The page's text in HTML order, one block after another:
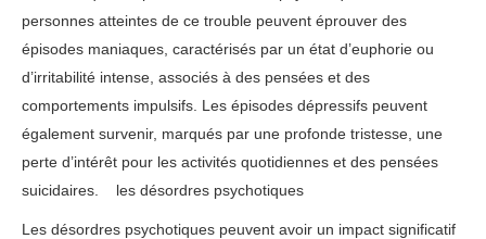
personnes atteintes de ce trouble peuvent éprouver des
épisodes maniaques, caractérisés par un état d’euphorie ou
d’irritabilité intense, associés à des pensées et des
comportements impulsifs. Les épisodes dépressifs peuvent
également survenir, marqués par une profonde tristesse, une
perte d’intérêt pour les activités quotidiennes et des pensées
suicidaires.
les désordres psychotiques
Les désordres psychotiques peuvent avoir un impact significatif